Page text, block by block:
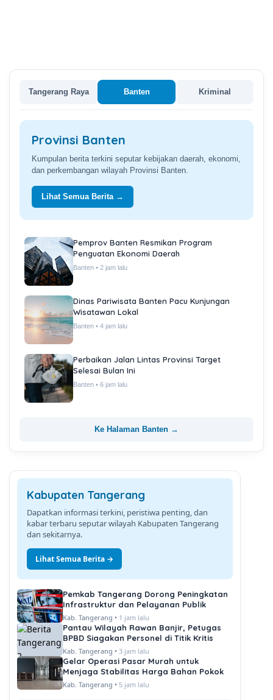
Tangerang Raya Banten Kriminal
Provinsi Banten
Kumpulan berita terkini seputar kebijakan daerah, ekonomi,
dan perkembangan wilayah Provinsi Banten.
Lihat Semua Berita →
Pemprov Banten Resmikan Program
Penguatan Ekonomi Daerah
Banten • 2 jam lalu
Dinas Pariwisata Banten Pacu Kunjungan
Wisatawan Lokal
Banten • 4 jam lalu
Perbaikan Jalan Lintas Provinsi Target
Selesai Bulan Ini
Banten • 6 jam lalu
Ke Halaman Banten →
Kabupaten Tangerang
Dapatkan informasi terkini, peristiwa penting, dan
kabar terbaru seputar wilayah Kabupaten Tangerang
dan sekitarnya.
Lihat Semua Berita →
Pemkab Tangerang Dorong Peningkatan
Infrastruktur dan Pelayanan Publik
Kab. Tangerang • 1 jam lalu
Pantau Wilayah Rawan Banjir, Petugas
BPBD Siagakan Personel di Titik Kritis
Kab. Tangerang • 3 jam lalu
Gelar Operasi Pasar Murah untuk
Menjaga Stabilitas Harga Bahan Pokok
Kab. Tangerang • 5 jam lalu